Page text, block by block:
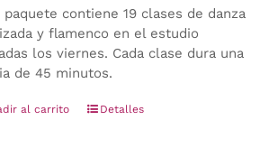
paquete contiene 19 clases de danza
y flamenco en el estudio
los viernes. Cada clase dura una
de 45 minutos.
al carrito Detalles